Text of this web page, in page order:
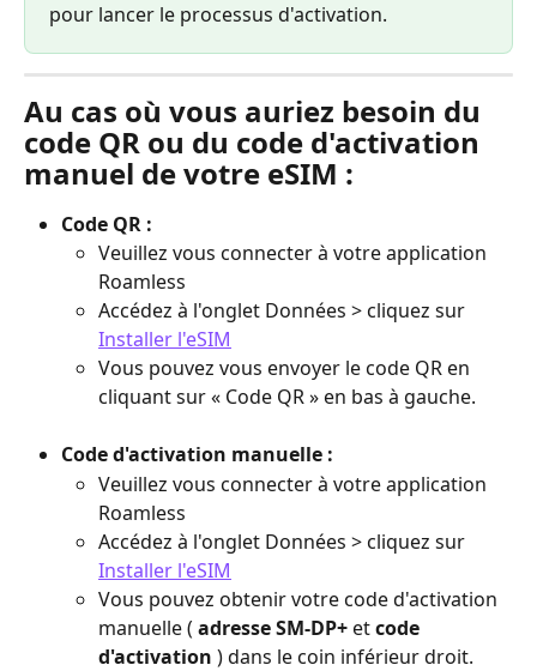
pour lancer le processus d'activation.
Au cas où vous auriez besoin du
code QR ou du code d'activation
manuel de votre eSIM :
Code QR :
Veuillez vous connecter à votre application
Roamless
Accédez à l'onglet Données > cliquez sur
Installer l'eSIM
Vous pouvez vous envoyer le code QR en
cliquant sur « Code QR » en bas à gauche.
Code d'activation manuelle :
Veuillez vous connecter à votre application
Roamless
Accédez à l'onglet Données > cliquez sur
Installer l'eSIM
Vous pouvez obtenir votre code d'activation
manuelle ( adresse SM-DP+ et code
d'activation ) dans le coin inférieur droit.